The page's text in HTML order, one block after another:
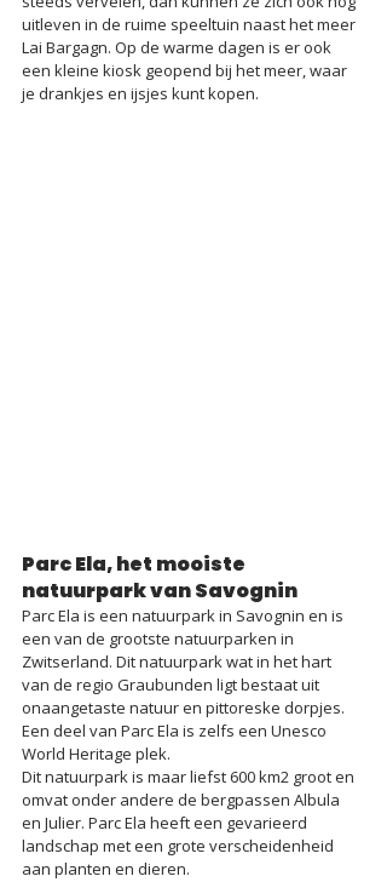
uitleven in de ruime speeltuin naast het meer
Lai Bargagn. Op de warme dagen is er ook
een kleine kiosk geopend bij het meer, waar
je drankjes en ijsjes kunt kopen.
Parc Ela, het mooiste
natuurpark van Savognin
Parc Ela is een natuurpark in Savognin en is
een van de grootste natuurparken in
Zwitserland. Dit natuurpark wat in het hart
van de regio Graubunden ligt bestaat uit
onaangetaste natuur en pittoreske dorpjes.
Een deel van Parc Ela is zelfs een Unesco
World Heritage plek.
Dit natuurpark is maar liefst 600 km2 groot en
omvat onder andere de bergpassen Albula
en Julier. Parc Ela heeft een gevarieerd
landschap met een grote verscheidenheid
aan planten en dieren.